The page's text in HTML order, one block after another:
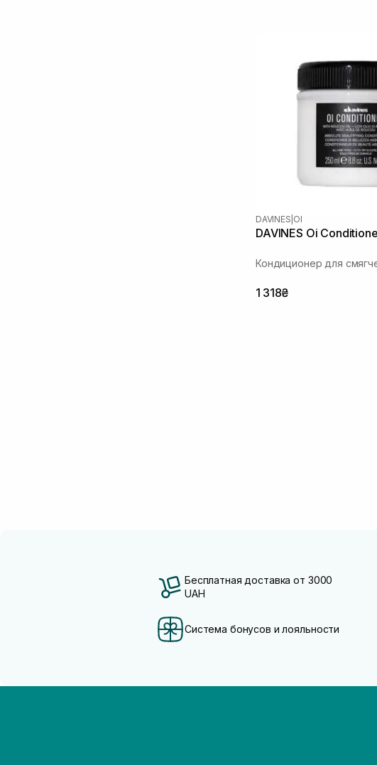
DAVINES OI
DAVINES Oi
Кондиционер для
1 318₴
Бесплатная доставка от 3000
UAH
Система бонусов и лояльности